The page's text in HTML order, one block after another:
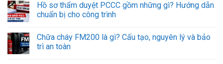
Hồ sơ thẩm duyệt PCCC gồm những gì? Hướng dẫn
chuẩn bị cho công trình
Chữa cháy FM200 là gì? Cấu tạo, nguyên lý và bảo
trì an toàn